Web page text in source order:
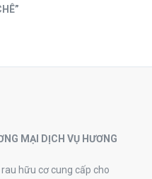
MẠI DỊCH VỤ HƯƠNG
hữu cơ cung cấp cho